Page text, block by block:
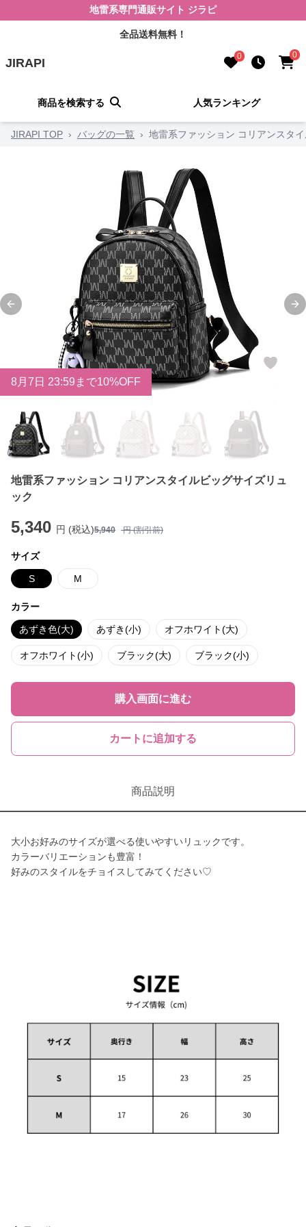
地雷系専門通販サイト ジラピ
全品送料無料！
JIRAPI 0 0
商品を検索する 人気ランキング
JIRAPI TOP › バッグの一覧 › 地雷系ファッション コリアンスタ
Previous slide
8月 7 日 23:59まで10%OFF
地雷系ファッション コリアンスタイルビッグサイズリュ
ック
5,340 円 (税込)5,940 円 (割引前)
サイズ
S M
カラー
あずき色(大) あずき(小) オフホワイト(大)
オフホワイト(小) ブラック(大) ブラック(小)
購入画面に進む
カートに追加する
商品説明
大小お好みのサイズが選べる使いやすいリュックです。
カラーバリエーションも豊富！
好みのスタイルをチョイスしてみてください♡